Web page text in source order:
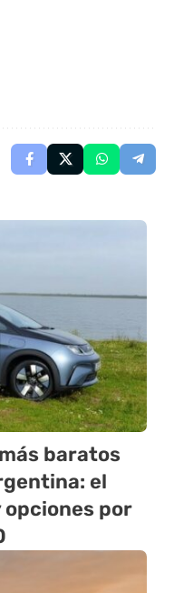
baratos
el
opciones por